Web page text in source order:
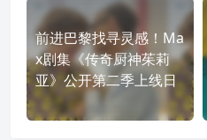
前进巴黎找寻灵感！Ma
x剧集《传奇厨神茱莉
亚》公开第二季上线日